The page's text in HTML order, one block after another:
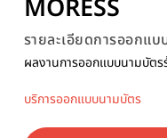
MORESS
รายละเอียดการออกแ
ผลงานการออกแบบนามบัต
บริการออกแบบนามบัตร